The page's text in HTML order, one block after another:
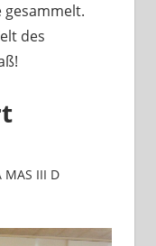
gesammelt.
des
MAS III D